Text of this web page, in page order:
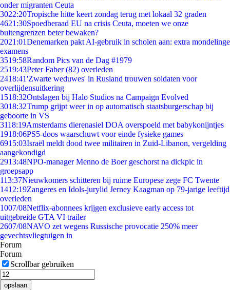
onder migranten Ceuta
3022:20Tropische hitte keert zondag terug met lokaal 32 graden
4621:30Spoedberaad EU na crisis Ceuta, moeten we onze
buitengrenzen beter bewaken?
2021:01Denemarken pakt AI-gebruik in scholen aan: extra mondelinge
examens
3519:58Random Pics van de Dag #1979
2519:43Peter Faber (82) overleden
2418:41'Zwarte weduwes' in Rusland trouwen soldaten voor
overlijdensuitkering
1518:32Ontslagen bij Halo Studios na Campaign Evolved
3018:32Trump grijpt weer in op automatisch staatsburgerschap bij
geboorte in VS
3118:19Amsterdams dierenasiel DOA overspoeld met babykonijntjes
1918:06PS5-doos waarschuwt voor einde fysieke games
6915:03Israël meldt dood twee militairen in Zuid-Libanon, vergelding
aangekondigd
2913:48NPO-manager Menno de Boer geschorst na dickpic in
groepsapp
113:37Nieuwkomers schitteren bij ruime Europese zege FC Twente
1412:19Zangeres en Idols-jurylid Jerney Kaagman op 79-jarige leeftijd
overleden
1007/08Netflix-abonnees krijgen exclusieve early access tot
uitgebreide GTA VI trailer
2607/08NAVO zet wegens Russische provocatie 250% meer
gevechtsvliegtuigen in
Forum
Forum
Scrollbar gebruiken
opslaan